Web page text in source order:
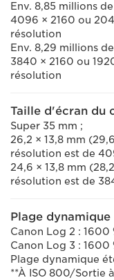
Env. 8,85 millions
4096 × 2160 ou
résolution
Env. 8,29 millions
3840 × 2160 ou
résolution
Taille d'écran du
Super 35 mm ;
26,2 × 13,8 mm
résolution est de
24,6 × 13,8 mm
résolution est de
Plage dynamique
Canon Log 2 : 1600
Canon Log 3 : 1600
Plage dynamique
**À ISO 800/Sortie